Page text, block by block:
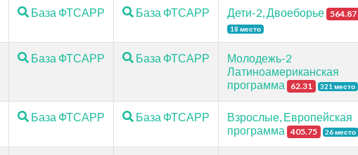
База ФТСАРР База ФТСАРР Дети-2, Двоеборье 564.87
18 место
База ФТСАРР База ФТСАРР
Молодежь-2
Латиноамериканская
программа
62.31 321 место
База ФТСАРР База ФТСАРР
Взрослые, Европейская
программа 405.75 26 место